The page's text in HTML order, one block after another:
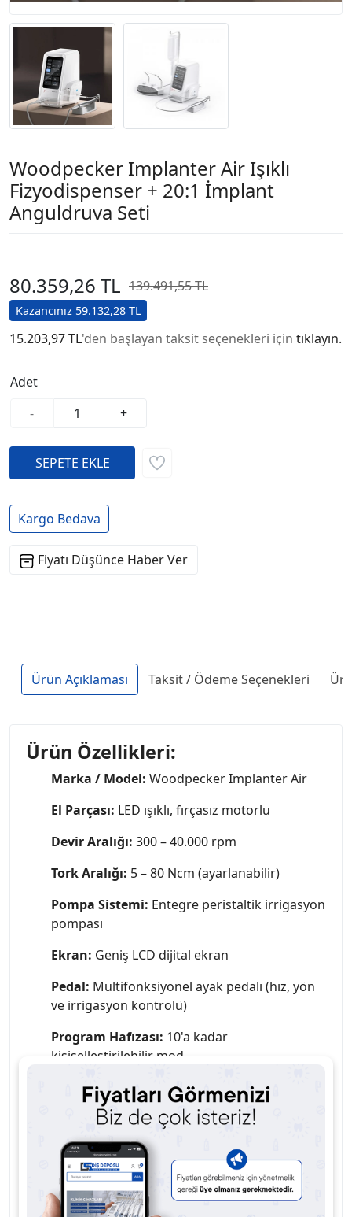
Woodpecker Implanter Air Işıklı
Fizyodispenser + 20:1 İmplant
Anguldruva Seti
80.359,26 TL 139.491,55 TL
Kazancınız 59.132,28 TL
15.203,97 TL'den başlayan taksit seçenekleri için tıklayın.
Adet
-
+
Kargo Bedava
Fiyatı Düşünce Haber Ver
Ürün Açıklaması Taksit / Ödeme Seçenekleri
Ürün Özellikleri:
Marka / Model: Woodpecker Implanter Air
El Parçası: LED ışıklı, fırçasız motorlu
Devir Aralığı: 300 – 40.000 rpm
Tork Aralığı: 5 – 80 Ncm (ayarlanabilir)
Pompa Sistemi: Entegre peristaltik irrigasyon
pompası
Ekran: Geniş LCD dijital ekran
Pedal: Multifonksiyonel ayak pedalı (hız, yön
ve irrigasyon kontrolü)
Program Hafızası: 10'a kadar
kişiselleştirilebilir mod
Anguldruva:20:1 oranlı implant anguldruva
(LED uyumlu)
Uyumluluk:Tüm implant sistemleri ile yüksek
uyum
Güç Kaynağı:220V – 50/60Hz